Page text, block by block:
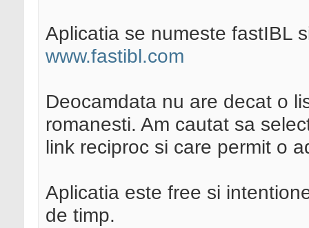
Aplicatia se numeste fastIBL
www.fastibl.com
Deocamdata nu are decat o
romanesti. Am cautat sa
link reciproc si care permit o
Aplicatia este free si
de timp.